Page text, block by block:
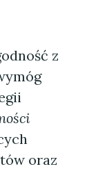
z
oraz